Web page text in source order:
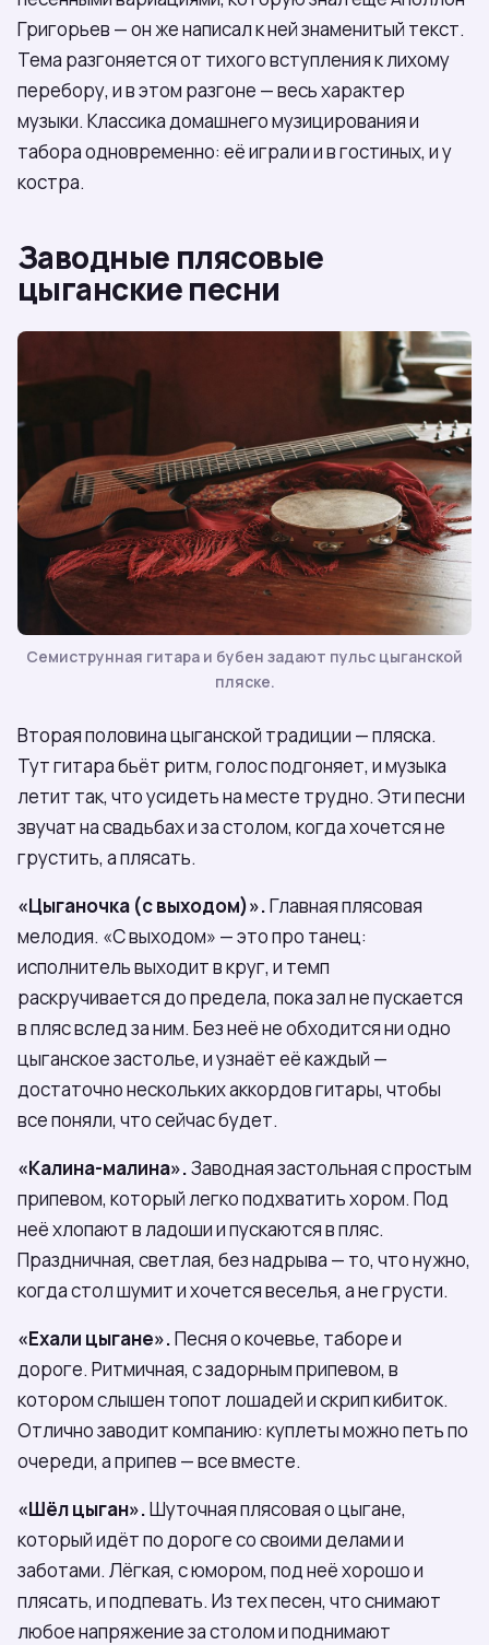
Григорьев — он же написал к ней знаменитый текст.
Тема разгоняется от тихого вступления к лихому
перебору, и в этом разгоне — весь характер
музыки. Классика домашнего музицирования и
табора одновременно: её играли и в гостиных, и у
костра.
Заводные плясовые
цыганские песни
Семиструнная гитара и бубен задают пульс цыганской
пляске.
Вторая половина цыганской традиции — пляска.
Тут гитара бьёт ритм, голос подгоняет, и музыка
летит так, что усидеть на месте трудно. Эти песни
звучат на свадьбах и за столом, когда хочется не
грустить, а плясать.
«Цыганочка (с выходом)».Главная плясовая
мелодия. «С выходом» — это про танец:
исполнитель выходит в круг, и темп
раскручивается до предела, пока зал не пускается
в пляс вслед за ним. Без неё не обходится ни одно
цыганское застолье, и узнаёт её каждый —
достаточно нескольких аккордов гитары, чтобы
все поняли, что сейчас будет.
«Калина-малина».Заводная застольная с простым
припевом, который легко подхватить хором. Под
неё хлопают в ладоши и пускаются в пляс.
Праздничная, светлая, без надрыва — то, что нужно,
когда стол шумит и хочется веселья, а не грусти.
«Ехали цыгане».Песня о кочевье, таборе и
дороге. Ритмичная, с задорным припевом, в
котором слышен топот лошадей и скрип кибиток.
Отлично заводит компанию: куплеты можно петь по
очереди, а припев — все вместе.
«Шёл цыган».Шуточная плясовая о цыгане,
который идёт по дороге со своими делами и
заботами. Лёгкая, с юмором, под неё хорошо и
плясать, и подпевать. Из тех песен, что снимают
любое напряжение за столом и поднимают